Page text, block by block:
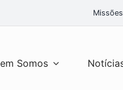
Missões
Somos